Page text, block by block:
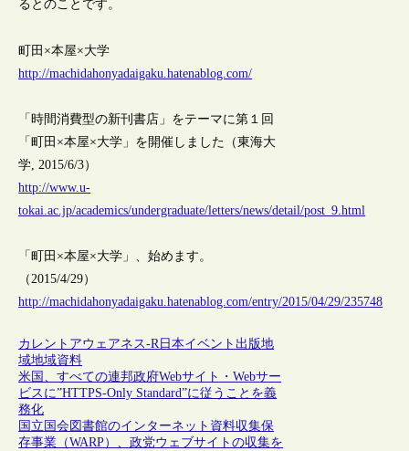
るとのことです。
町田×本屋×大学
http://machidahonyadaigaku.hatenablog.com/
「時間消費型の新刊書店」をテーマに第１回
「町田×本屋×大学」を開催しました（東海大
学, 2015/6/3）
http://www.u-
tokai.ac.jp/academics/undergraduate/letters/news/detail/post_9.html
「町田×本屋×大学」、始めます。
（2015/4/29）
http://machidahonyadaigaku.hatenablog.com/entry/2015/04/29/235748
カレントアウェアネス-R日本イベント出版地
域地域資料
米国、すべての連邦政府Webサイト・Webサー
ビスに”HTTPS-Only Standard”に従うことを義
務化
国立国会図書館のインターネット資料収集保
存事業（WARP）、政党ウェブサイトの収集を